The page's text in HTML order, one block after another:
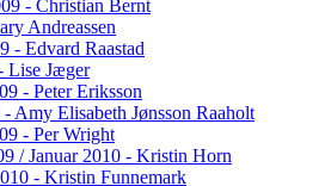
- Christian Bernt
Andreassen
- Edvard Raastad
Lise Jæger
- Peter Eriksson
Amy Elisabeth Jønsson Raaholt
- Per Wright
/ Januar 2010 - Kristin Horn
- Kristin Funnemark